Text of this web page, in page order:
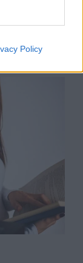
Policy
się